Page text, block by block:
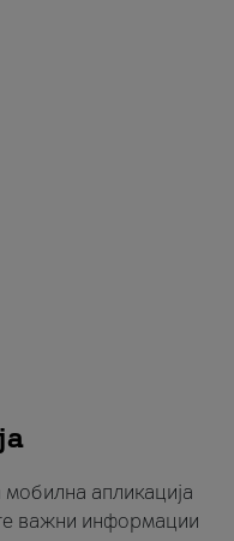
апликација
важни информации